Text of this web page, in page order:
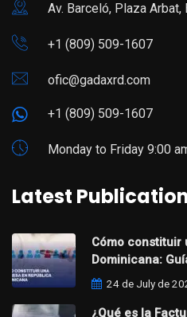
Av. Barceló, Plaza Arbat,
+1 (809) 509-1607
ofic@gadaxrd.com
+1 (809) 509-1607
Monday to Friday 9:00
Latest
Cómo constituir
Dominicana:
24 de July de
¿Qué es la